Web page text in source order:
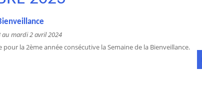
mardi 2 avril 2024
la 2ème année consécutive la Semaine de la Bienveillance.